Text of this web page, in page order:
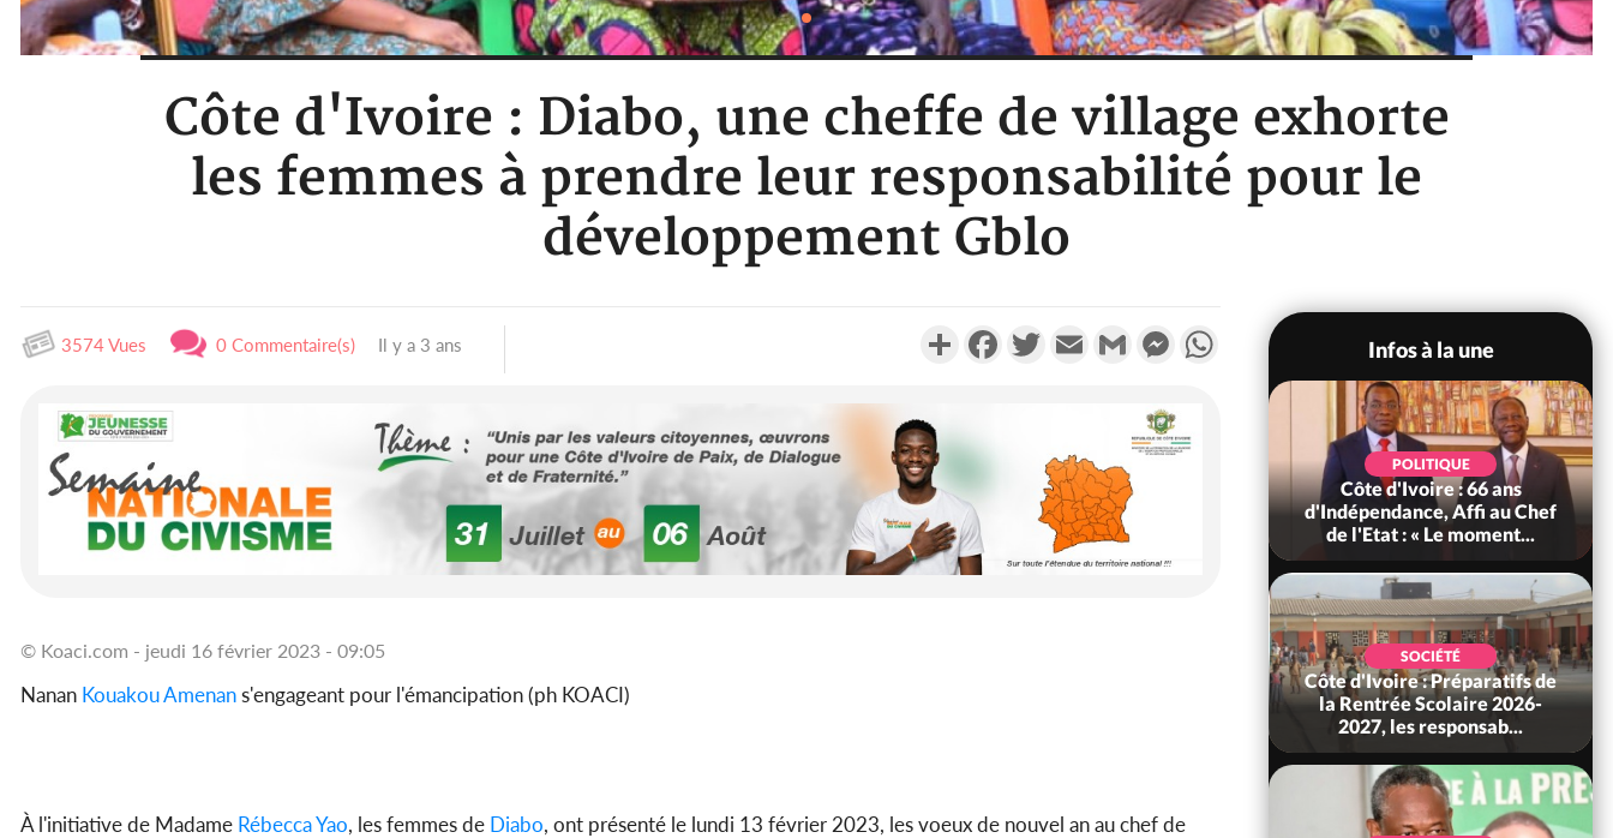
Côte d'Ivoire : Diabo, une cheffe de village exhorte
les femmes à prendre leur responsabilité pour le
développement Gblo
3574 Vues 0 Commentaire(s) Il y a 3 ans PartagerFacebookTwitterEmail Gmail MessengerWhatsApp
© Koaci.com - jeudi 16 février 2023 - 09:05
Nanan Kouakou Amenans'engageant pour l'émancipation (ph KOACI)
À l'initiative de Madame Rébecca Yao, les femmes de Diabo, ont présenté le lundi 13 février 2023, les voeux de nouvel an au chef de
Infos à la une
POLITIQUE
Mali : Les FAMa accueillent
254 anciens combattants
issus de groupes armés
SOCIÉTÉ
Côte d'Ivoire : Seconde
période légale des ventes
soldes du 10 au 31 août 2...
POLITIQUE
Côte d'Ivoire : 66 ans
d'Indépendance, Affi au Chef
de l'Etat : « Le moment...
SOCIÉTÉ
Côte d'Ivoire : Préparatifs de
la Rentrée Scolaire 2026-
2027, les responsab...